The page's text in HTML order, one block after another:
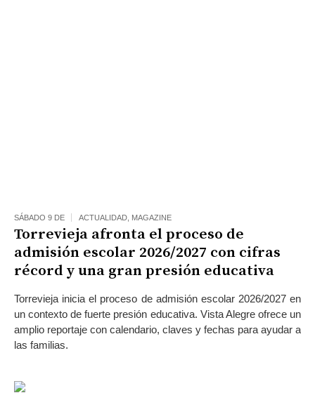
SÁBADO 9 DE ACTUALIDAD MAGAZINE
Torrevieja afronta el proceso de
admisión escolar 2026/2027 con cifras
récord y una gran presión educativa
Torrevieja inicia el proceso de admisión escolar 2026/2027 en
un contexto de fuerte presión educativa. Vista Alegre ofrece un
amplio reportaje con calendario, claves y fechas para ayudar a
las familias.